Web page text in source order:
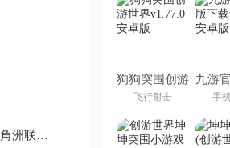
三角洲行动海底捞联动什么时候结束 海底捞三角洲联名攻略
狗狗突围创游
世界
飞行射击
九游
手